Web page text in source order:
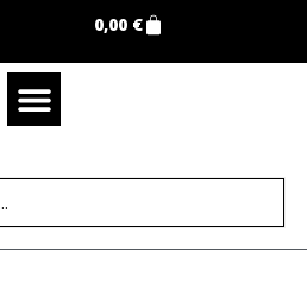
0,00 €